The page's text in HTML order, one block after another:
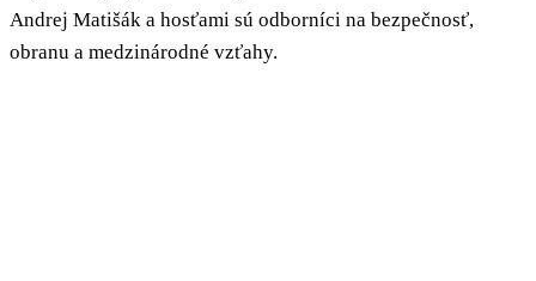
Andrej Matišák a hosťami sú odborníci na bezpečnosť,
obranu a medzinárodné vzťahy.